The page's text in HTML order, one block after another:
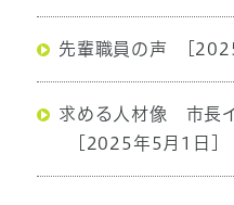
先輩職員の声
求める人材像 市長
[2025年5月1日]